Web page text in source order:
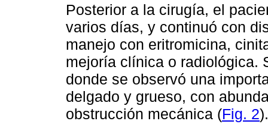
Posterior a la cirugía, el
varios días, y continuó con
manejo con eritromicina,
mejoría clínica o radiológica.
donde se observó una
delgado y grueso, con
obstrucción mecánica (Fig. 2).